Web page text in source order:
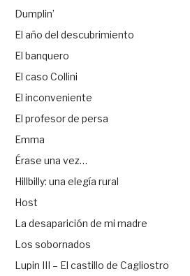
Dumplin’
El año del descubrimiento
El banquero
El caso Collini
El inconveniente
El profesor de persa
Emma
Érase una vez…
Hillbilly: una elegía rural
Host
La desaparición de mi madre
Los sobornados
Lupin III – El castillo de Cagliostro